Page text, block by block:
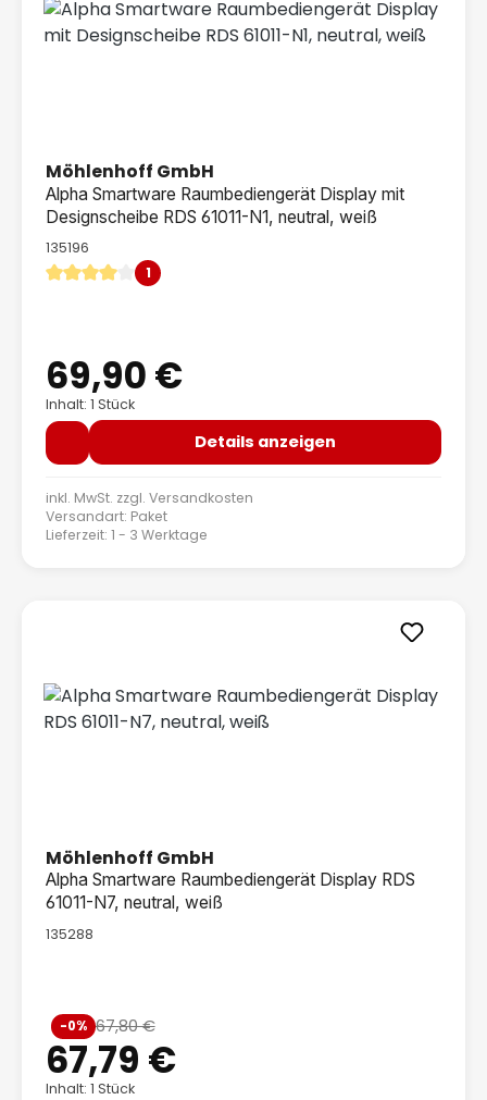
Möhlenhoff GmbH
Alpha Smartware Raumbediengerät Display mit
Designscheibe RDS 61011-N1, neutral, weiß
135196
Durchschnittliche Bewertung von 4 von 5 Sternen
1
Regulärer Preis:
69,90 €
Inhalt: 1 Stück
Details anzeigen
inkl. MwSt. zzgl. Versandkosten
Versandart: Paket
Lieferzeit: 1 - 3 Werktage
Möhlenhoff GmbH
Alpha Smartware Raumbediengerät Display RDS
61011-N7, neutral, weiß
135288
Verkaufspreis:
67,79 €
Regulärer Preis:
67,80 €
-0%
Inhalt: 1 Stück